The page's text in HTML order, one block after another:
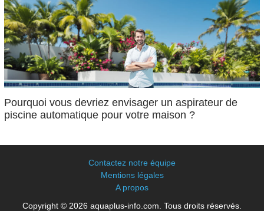
Pourquoi vous devriez envisager un aspirateur de
piscine automatique pour votre maison ?
Contactez notre équipe
Mentions légales
A propos
Copyright © 2026 aquaplus-info.com. Tous droits réservés.